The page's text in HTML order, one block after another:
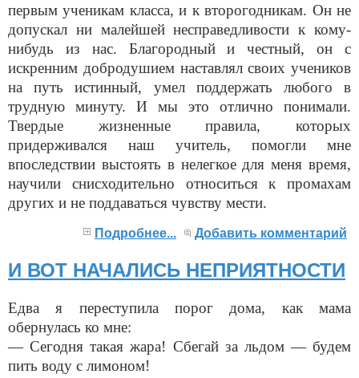
первым ученикам класса, и к второгодникам. Он не
допускал ни малейшей несправедливости к кому-
нибудь из нас. Благородный и честный, он с
искренним добродушием наставлял своих учеников
на путь истинный, умел поддержать любого в
трудную минуту. И мы это отлично понимали.
Твердые жизненные правила, которых
придерживался наш учитель, помогли мне
впоследствии выстоять в нелегкое для меня время,
научили снисходительно относиться к промахам
других и не поддаваться чувству мести.
Подробнее... Добавить комментарий
И ВОТ НАЧАЛИСЬ НЕПРИЯТНОСТИ
Едва я переступила порог дома, как мама
обернулась ко мне:
— Сегодня такая жара! Сбегай за льдом — будем
пить воду с лимоном!